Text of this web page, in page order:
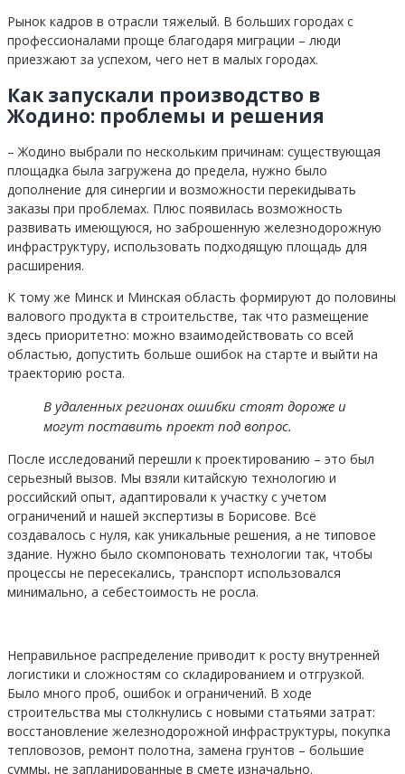
Рынок кадров в отрасли тяжелый. В больших городах с
профессионалами проще благодаря миграции – люди
приезжают за успехом, чего нет в малых городах.
Как запускали производство в
Жодино: проблемы и решения
– Жодино выбрали по нескольким причинам: существующая
площадка была загружена до предела, нужно было
дополнение для синергии и возможности перекидывать
заказы при проблемах. Плюс появилась возможность
развивать имеющуюся, но заброшенную железнодорожную
инфраструктуру, использовать подходящую площадь для
расширения.
К тому же Минск и Минская область формируют до половины
валового продукта в строительстве, так что размещение
здесь приоритетно: можно взаимодействовать со всей
областью, допустить больше ошибок на старте и выйти на
траекторию роста.
В удаленных регионах ошибки стоят дороже и
могут поставить проект под вопрос.
После исследований перешли к проектированию – это был
серьезный вызов. Мы взяли китайскую технологию и
российский опыт, адаптировали к участку с учетом
ограничений и нашей экспертизы в Борисове. Всё
создавалось с нуля, как уникальные решения, а не типовое
здание. Нужно было скомпоновать технологии так, чтобы
процессы не пересекались, транспорт использовался
минимально, а себестоимость не росла.
Неправильное распределение приводит к росту внутренней
логистики и сложностям со складированием и отгрузкой.
Было много проб, ошибок и ограничений. В ходе
строительства мы столкнулись с новыми статьями затрат:
восстановление железнодорожной инфраструктуры, покупка
тепловозов, ремонт полотна, замена грунтов – большие
суммы, не запланированные в смете изначально.